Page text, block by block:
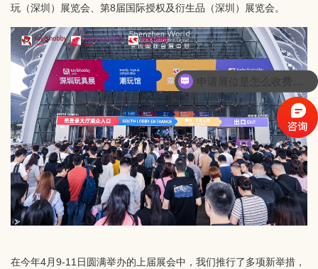
玩（深圳）展览会、第8届国际授权及衍生品（深圳）展览会。
在今年4月9-11日圆满举办的上届展会中，我们推行了多项新举措，